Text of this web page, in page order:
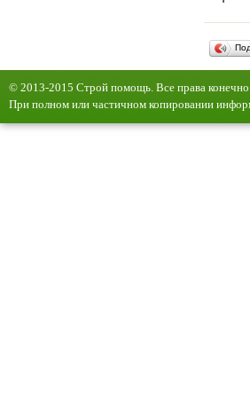
© 2013-2015 Строй помощь. Все права
При полном или частичном копировании